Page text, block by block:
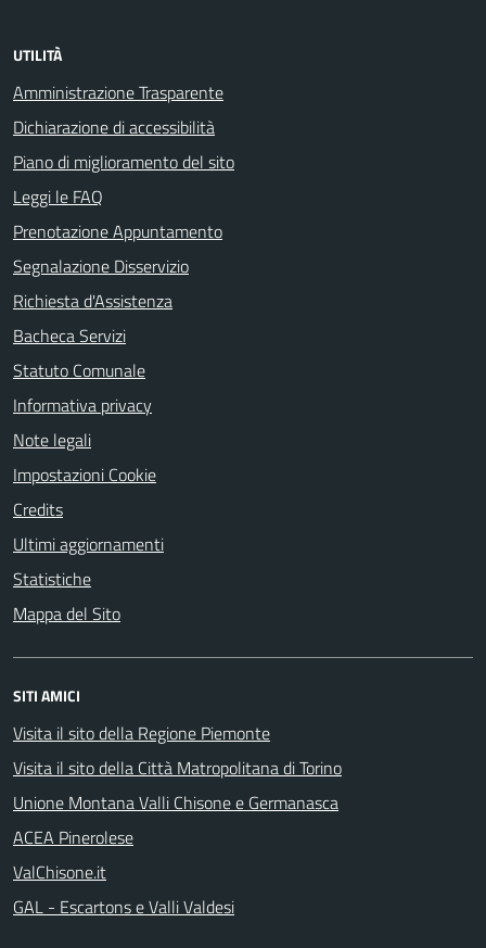
UTILITÀ
Amministrazione Trasparente
Dichiarazione di accessibilità
Piano di miglioramento del sito
Leggi le FAQ
Prenotazione Appuntamento
Segnalazione Disservizio
Richiesta d'Assistenza
Bacheca Servizi
Statuto Comunale
Informativa privacy
Note legali
Impostazioni Cookie
Credits
Ultimi aggiornamenti
Statistiche
Mappa del Sito
SITI AMICI
Visita il sito della Regione Piemonte
Visita il sito della Città Matropolitana di Torino
Unione Montana Valli Chisone e Germanasca
ACEA Pinerolese
ValChisone.it
GAL - Escartons e Valli Valdesi